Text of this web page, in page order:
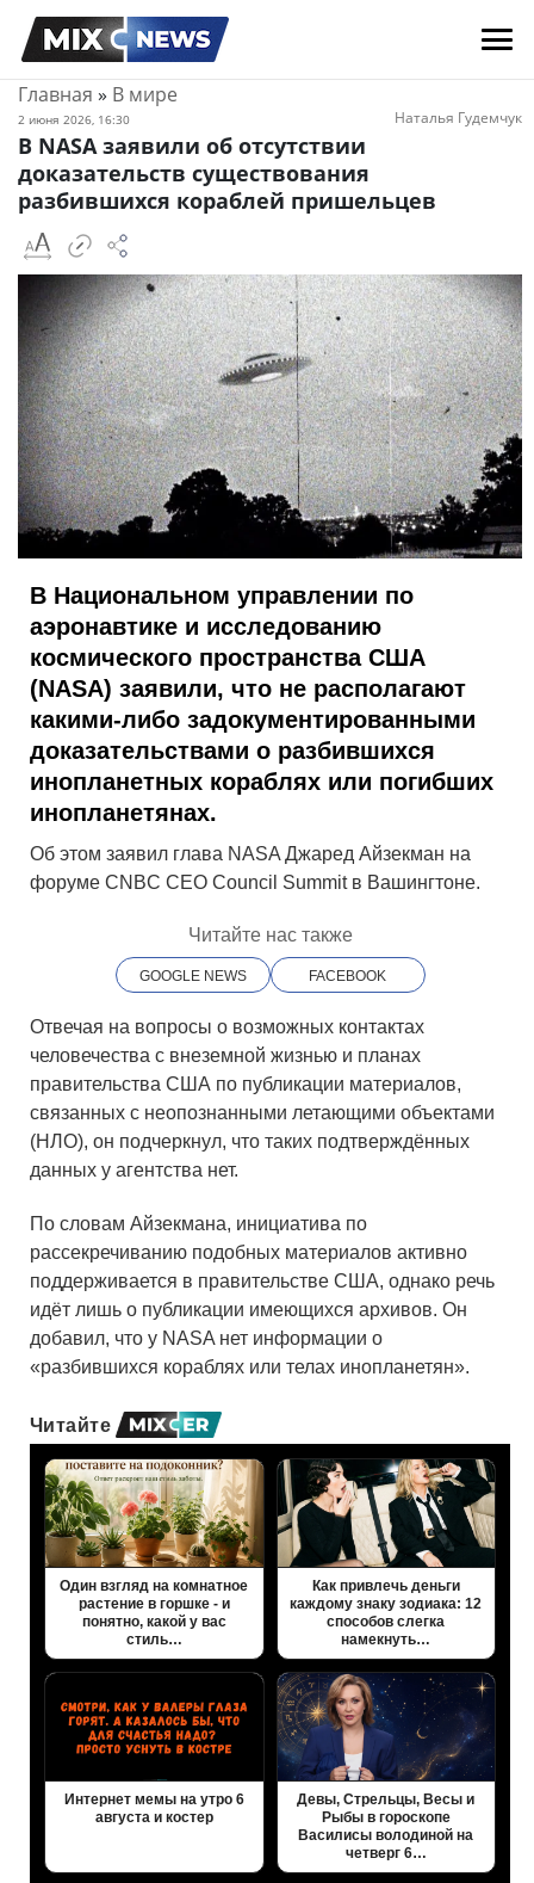
Главная » В мире
2 июня 2026, 16:30 Наталья Гудемчук
В NASA заявили об отсутствии
доказательств существования
разбившихся кораблей пришельцев
В Национальном управлении по
аэронавтике и исследованию
космического пространства США
(NASA) заявили, что не располагают
какими-либо задокументированными
доказательствами о разбившихся
инопланетных кораблях или погибших
инопланетянах.
Об этом заявил глава NASA Джаред Айзекман на
форуме CNBC CEO Council Summit в Вашингтоне.
Читайте нас также
GOOGLE NEWS FACEBOOK
Отвечая на вопросы о возможных контактах
человечества с внеземной жизнью и планах
правительства США по публикации материалов,
связанных с неопознанными летающими объектами
(НЛО), он подчеркнул, что таких подтверждённых
данных у агентства нет.
По словам Айзекмана, инициатива по
рассекречиванию подобных материалов активно
поддерживается в правительстве США, однако речь
идёт лишь о публикации имеющихся архивов. Он
добавил, что у NASA нет информации о
«разбившихся кораблях или телах инопланетян».
Читайте
Один взгляд на комнатное
растение в горшке - и
понятно, какой у вас
стиль…
Как привлечь деньги
каждому знаку зодиака: 12
способов слегка
намекнуть…
Интернет мемы на утро 6
августа и костер
Девы, Стрельцы, Весы и
Рыбы в гороскопе
Василисы володиной на
четверг 6…